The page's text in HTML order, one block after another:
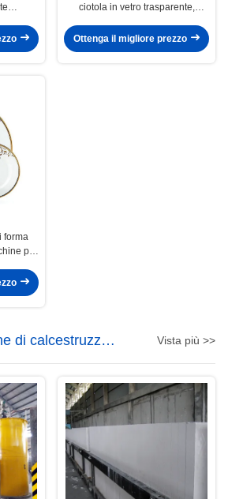
ciotola in vetro trasparente,
stoviglie in vetro
Ottenga il migliore prezzo
forma
per
di calcestruzzo
Vista più >>